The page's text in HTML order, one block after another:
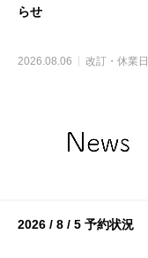
らせ
2026.08.06 改訂・休業日
2026 / 8 / 5 予約状況